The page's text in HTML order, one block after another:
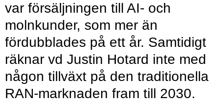
var försäljningen till AI- och
molnkunder, som mer än
fördubblades på ett år. Samtidigt
räknar vd Justin Hotard inte med
någon tillväxt på den traditionella
RAN-marknaden fram till 2030.